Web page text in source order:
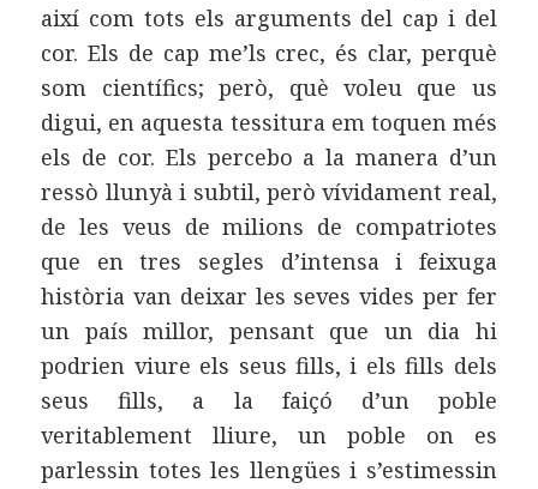
així com tots els arguments del cap i del
cor. Els de cap me’ls crec, és clar, perquè
som científics; però, què voleu que us
digui, en aquesta tessitura em toquen més
els de cor. Els percebo a la manera d’un
ressò llunyà i subtil, però vívidament real,
de les veus de milions de compatriotes
que en tres segles d’intensa i feixuga
història van deixar les seves vides per fer
un país millor, pensant que un dia hi
podrien viure els seus fills, i els fills dels
seus fills, a la faiçó d’un poble
veritablement lliure, un poble on es
parlessin totes les llengües i s’estimessin